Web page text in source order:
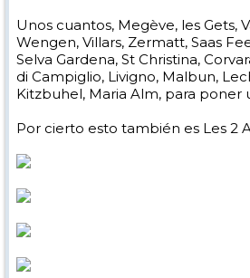
Unos cuantos, Megève, les Gets,
Wengen, Villars, Zermatt, Saas
Selva Gardena, St Christina,
di Campiglio, Livigno, Malbun,
Kitzbuhel, Maria Alm, para poner
Por cierto esto también es Les 2